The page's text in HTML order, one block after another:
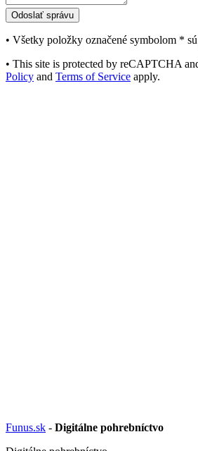
• Všetky položky označené symbolom *
• This site is protected by reCAPTCHA
Policy and Terms of Service apply.
Funus.sk - Digitálne pohrebníctvo